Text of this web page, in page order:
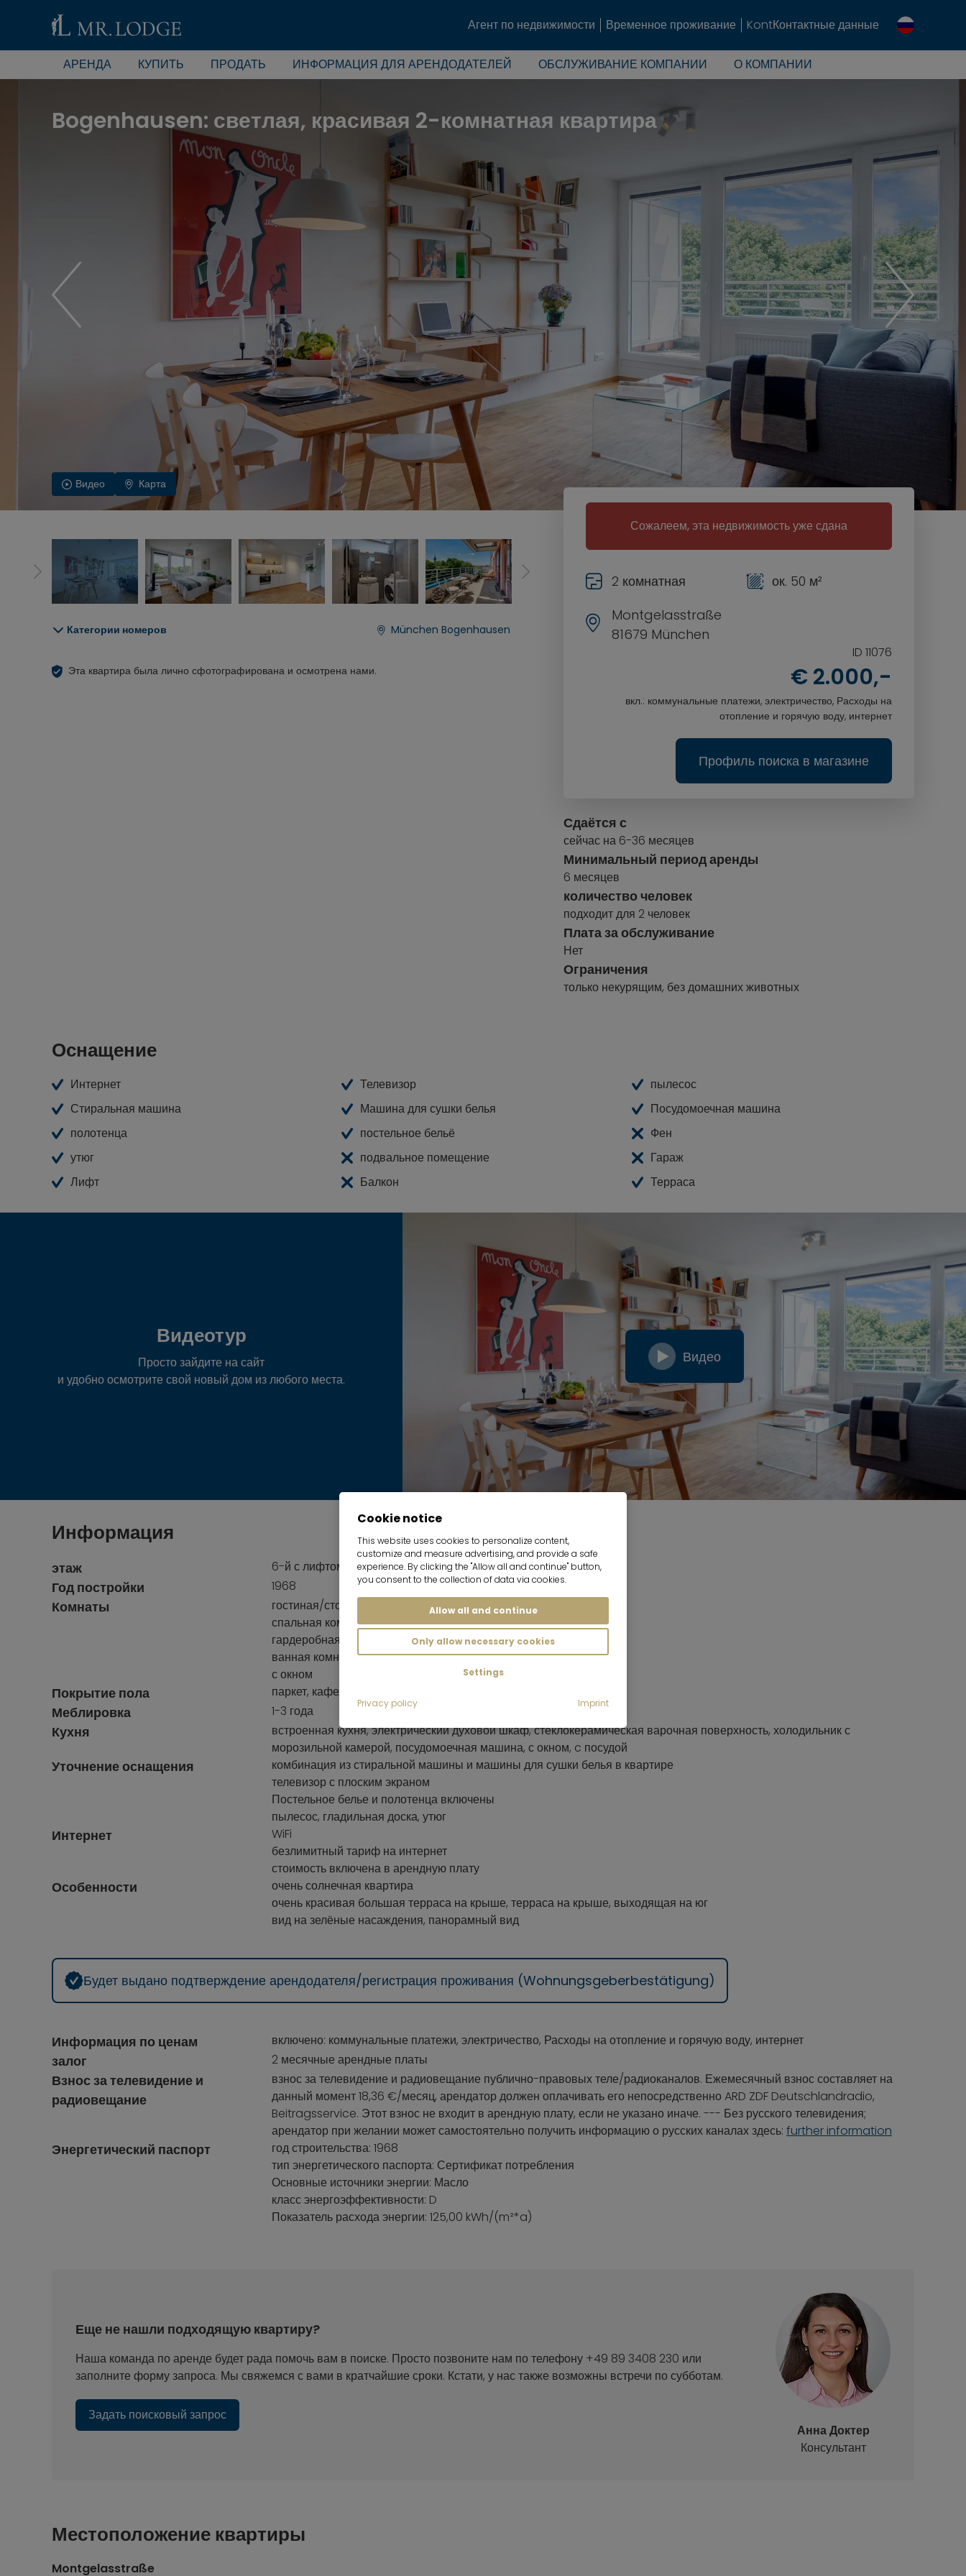
Агент по недвижимости Временное проживание KontКонтактные данные
АРЕНДА КУПИТЬ ПРОДАТЬ ИНФОРМАЦИЯ ДЛЯ АРЕНДОДАТЕЛЕЙ ОБСЛУЖИВАНИЕ КОМПАНИИ О КОМПАНИИ
Bogenhausen: светлая, красивая 2-комнатная квартира
Видео Карта
Сожалеем, эта недвижимость уже сдана
Montgelasstraße
81679 München
ID 11076
€ 2.000,-
вкл.: коммунальные платежи, электричество, Расходы на
отопление и горячую воду, интернет
2 комнатная ок. 50 м²
Профиль поиска в магазине
Сдаётся с
сейчас на 6-36 месяцев
Минимальный период аренды
6 месяцев
количество человек
подходит для 2 человек
Плата за обслуживание
Нет
Ограничения
только некурящим, без домашних животных
Видеотур
Просто зайдите на сайт
и удобно осмотрите свой новый дом из любого места.
Видео
Категории номеров München Bogenhausen
Эта квартира была лично сфотографирована и осмотрена нами.
Оснащение
Интернет Телевизор
пылесос
Стиральная машина
Машина для сушки белья
Посудомоечная машина
полотенца
постельное бельё
Фен
утюг
подвальное помещение
Гараж
Лифт
Балкон Терраса
Информация
этаж 6-й с лифтом - с лифтом
Год постройки 1968
Комнаты
гостиная/столовая с обеденным уголком
спальная комната с двухспальной кроватью 160 x 200 см
гардеробная система
ванная комната с душем
с окном
Покрытие пола паркет, кафельный пол
Меблировка 1-3 года
Кухня
встроенная кухня, электрический духовой шкаф, стеклокерамическая варочная поверхность, холодильник с
морозильной камерой, посудомоечная машина, с окном, c посудой
Уточнение оснащения
комбинация из стиральной машины и машины для сушки белья в квартире
телевизор с плоским экраном
Постельное белье и полотенца включены
пылесос, гладильная доска, утюг
Интернет
WiFi
безлимитный тариф на интернет
стоимость включена в арендную плату
Особенности
очень солнечная квартира
очень красивая большая терраса на крыше, терраса на крыше, выходящая на юг
вид на зелёные насаждения, панорамный вид
Будет выдано подтверждение арендодателя/регистрация проживания (Wohnungsgeberbestätigung)
Информация по ценам включено: коммунальные платежи, электричество, Расходы на отопление и горячую воду, интернет
залог 2 месячные арендные платы
Взнос за телевидение и
радиовещание
взнос за телевидение и радиовещание публично-правовых теле/радиоканалов. Ежемесячный взнос составляет на
данный момент 18,36 €/месяц, арендатор должен оплачивать его непосредственно ARD ZDF Deutschlandradio,
Beitragsservice. Этот взнос не входит в арендную плату, если не указано иначе. --- Без русского телевидения;
арендатор при желании может самостоятельно получить информацию о русских каналах здесь: further information
Энергетический паспорт
год строительства: 1968
тип энергетического паспорта: Сертификат потребления
Основные источники энергии: Масло
класс энергоэффективности: D
Показатель расхода энергии: 125,00 kWh/(m²*a)
Анна Доктер
Консультант
Еще не нашли подходящую квартиру?
Наша команда по аренде будет рада помочь вам в поиске. Просто позвоните нам по телефону +49 89 3408 230 или
заполните форму запроса. Мы свяжемся с вами в кратчайшие сроки. Кстати, у нас также возможны встречи по субботам.
Задать поисковый запрос
Местоположение квартиры
Montgelasstraße
Cookie notice
This website uses cookies to personalize content,
customize and measure advertising, and provide a safe
experience. By clicking the "Allow all and continue" button,
you consent to the collection of data via cookies.
Allow all and continue
Only allow necessary cookies
Settings
Privacy policy Imprint